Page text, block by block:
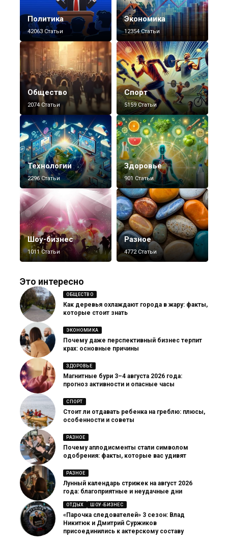
Политика
42063 Статьи
Экономика
12354 Статьи
Общество
2074 Статьи
Спорт
5159 Статьи
Технологии
2296 Статьи
Здоровье
901 Статьи
Шоу-бизнес
1011 Статьи
Разное
4772 Статьи
Это интересно
ОБЩЕСТВО
Как деревья охлаждают города в жару: факты,
которые стоит знать
ЭКОНОМИКА
Почему даже перспективный бизнес терпит
крах: основные причины
ЗДОРОВЬЕ
Магнитные бури 3–4 августа 2026 года:
прогноз активности и опасные часы
СПОРТ
Стоит ли отдавать ребенка на греблю: плюсы,
особенности и советы
РАЗНОЕ
Почему аплодисменты стали символом
одобрения: факты, которые вас удивят
РАЗНОЕ
Лунный календарь стрижек на август 2026
года: благоприятные и неудачные дни
ОТДЫХ ШОУ-БИЗНЕС
«Парочка следователей» 3 сезон: Влад
Никитюк и Дмитрий Суржиков
присоединились к актерскому составу